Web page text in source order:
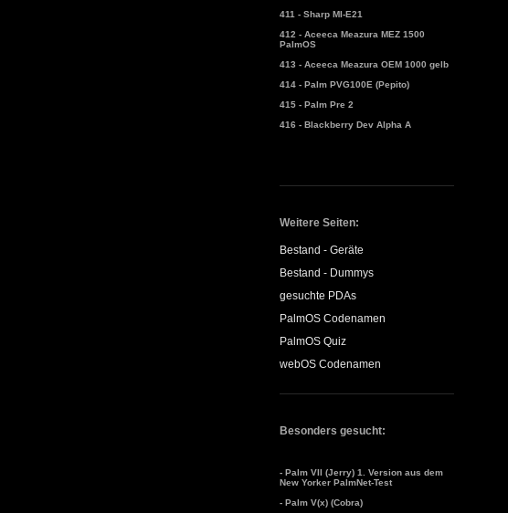
411 - Sharp MI-E21
412 - Aceeca Meazura MEZ 1500
PalmOS
413 - Aceeca Meazura OEM 1000 gelb
414 - Palm PVG100E (Pepito)
415 - Palm Pre 2
416 - Blackberry Dev Alpha A
Weitere Seiten:
Bestand - Geräte
Bestand - Dummys
gesuchte PDAs
PalmOS Codenamen
PalmOS Quiz
webOS Codenamen
Besonders gesucht:
- Palm VII (Jerry) 1. Version aus dem
New Yorker PalmNet-Test
- Palm V(x) (Cobra)